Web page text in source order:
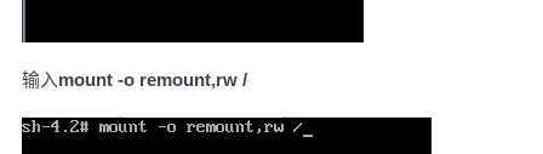
输入mount -o remount,rw /